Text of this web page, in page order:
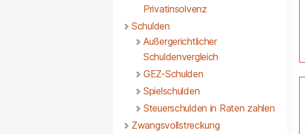
Privatinsolvenz
Schulden
Außergerichtlicher
Schuldenvergleich
GEZ-Schulden
Spielschulden
Steuerschulden in Raten zahlen
Zwangsvollstreckung